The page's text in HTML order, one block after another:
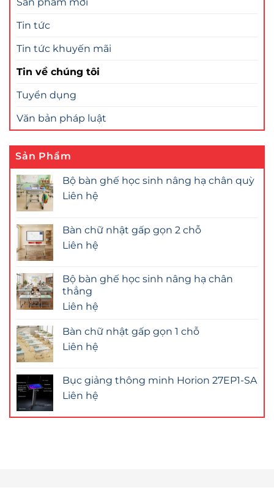
Sản phẩm mới
Tin tức
Tin tức khuyến mãi
Tin về chúng tôi
Tuyển dụng
Văn bản pháp luật
Sản Phẩm
Bộ bàn ghế học sinh nâng hạ chân quỳ
Liên hệ
Bàn chữ nhật gấp gọn 2 chỗ
Liên hệ
Bộ bàn ghế học sinh nâng hạ chân
thẳng
Liên hệ
Bàn chữ nhật gấp gọn 1 chỗ
Liên hệ
Bục giảng thông minh Horion 27EP1-SA
Liên hệ